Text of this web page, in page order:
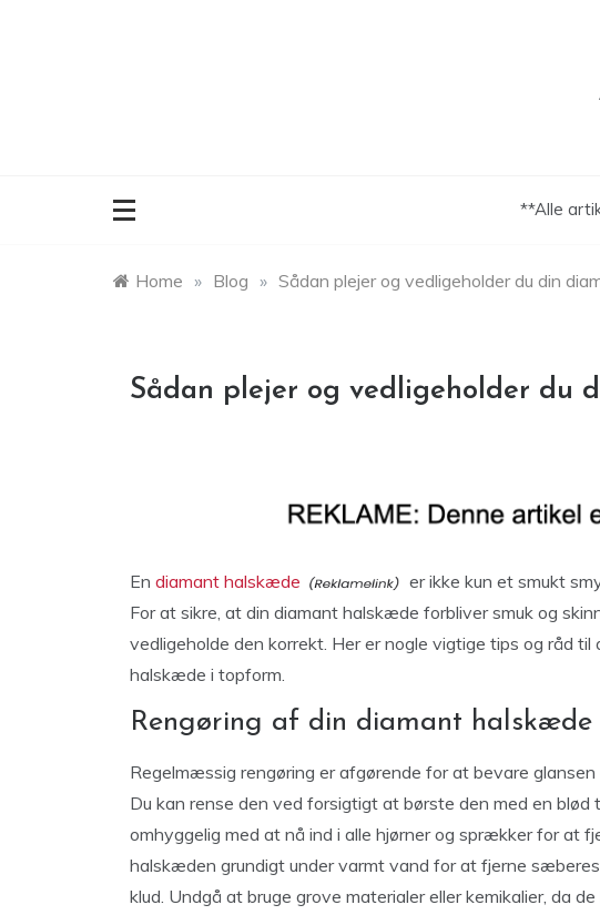
**Alle
Home » Blog » Sådan plejer og vedligeholder du din
Sådan plejer og vedligeholder du
En diamant halskæde
er ikke kun et smukt
For at sikre, at din diamant halskæde forbliver smuk og
vedligeholde den korrekt. Her er nogle vigtige tips og råd
halskæde i topform.
Rengøring af din diamant halskæde
Regelmæssig rengøring er afgørende for at bevare
Du kan rense den ved forsigtigt at børste den med en
omhyggelig med at nå ind i alle hjørner og sprækker for at
halskæden grundigt under varmt vand for at fjerne
klud. Undgå at bruge grove materialer eller kemikalier, da